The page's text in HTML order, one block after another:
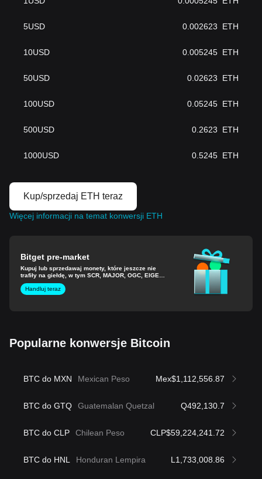
5USD 0.002623 ETH
10USD 0.005245 ETH
50USD 0.02623 ETH
100USD 0.05245 ETH
500USD 0.2623 ETH
1000USD 0.5245 ETH
Kup/sprzedaj ETH teraz
Więcej informacji na temat konwersji ETH
Bitget pre-market
Kupuj lub sprzedawaj monety, które jeszcze nie
trafiły na giełdę, w tym SCR, MAJOR, OGC, EIGEN
i nie tylko.
Handluj teraz
Popularne konwersje Bitcoin
BTC do MXN Mexican Peso Mex$1,112,556.87
BTC do GTQ Guatemalan Quetzal Q492,130.7
BTC do CLP Chilean Peso CLP$59,224,241.72
BTC do HNL Honduran Lempira L1,733,008.86